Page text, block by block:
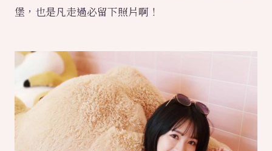
堡，也是凡走過必留下照片啊！